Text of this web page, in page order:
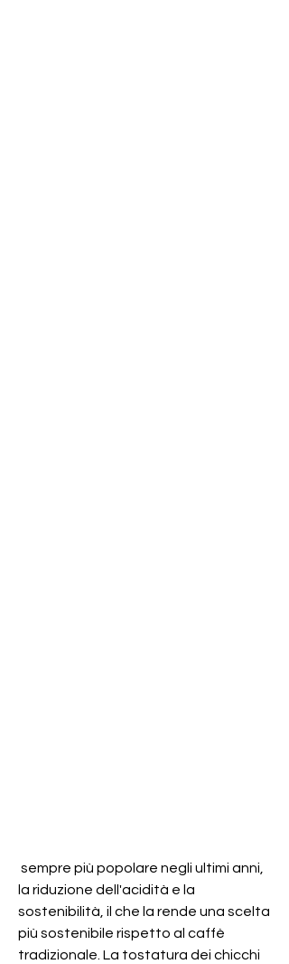
la riduzione dell'acidità e la
sostenibilità, il che la rende una scelta
più sostenibile rispetto al caffè
tradizionale. La tostatura dei chicchi